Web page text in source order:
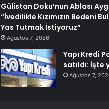
Gülistan Doku’nun Ablası
“İvedilikle Kızımızın Bedeni
Yas Tutmak İstiyoruz”
Ağustos 7, 2026
Yapı Kredi
satıldı: İşte
Ağustos 7,